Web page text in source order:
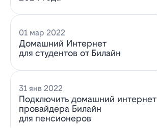
01 мар 2022
Домашний Интернет
для студентов от Билайн
31 янв 2022
Подключить домашний интернет
провайдера Билайн
для пенсионеров